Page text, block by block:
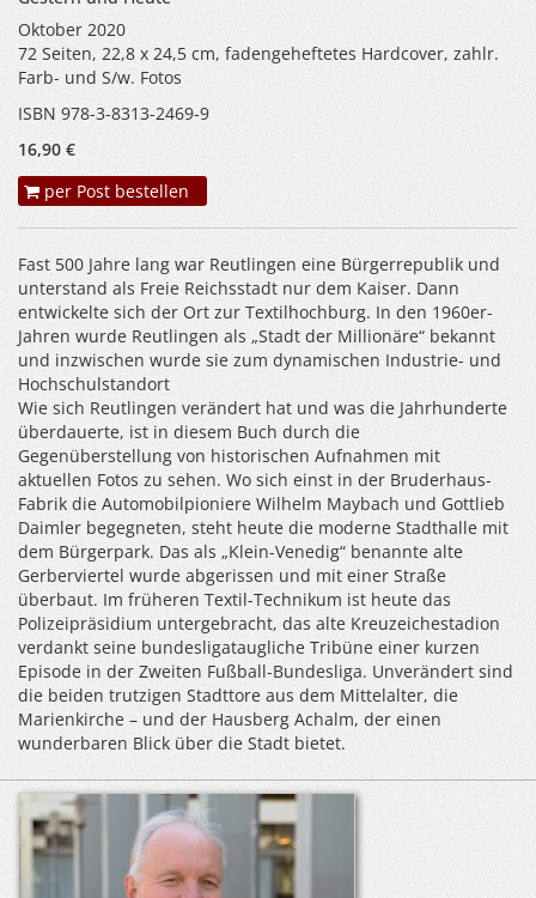
Oktober 2020
72 Seiten, 22,8 x 24,5 cm, fadengeheftetes Hardcover, zahlr.
Farb- und S/w. Fotos
ISBN 978-3-8313-2469-9
16,90 €
per Post bestellen
Fast 500 Jahre lang war Reutlingen eine Bürgerrepublik und
unterstand als Freie Reichsstadt nur dem Kaiser. Dann
entwickelte sich der Ort zur Textilhochburg. In den 1960er-
Jahren wurde Reutlingen als „Stadt der Millionäre“ bekannt
und inzwischen wurde sie zum dynamischen Industrie- und
Hochschulstandort
Wie sich Reutlingen verändert hat und was die Jahrhunderte
überdauerte, ist in diesem Buch durch die
Gegenüberstellung von historischen Aufnahmen mit
aktuellen Fotos zu sehen. Wo sich einst in der Bruderhaus-
Fabrik die Automobilpioniere Wilhelm Maybach und Gottlieb
Daimler begegneten, steht heute die moderne Stadthalle mit
dem Bürgerpark. Das als „Klein-Venedig“ benannte alte
Gerberviertel wurde abgerissen und mit einer Straße
überbaut. Im früheren Textil-Technikum ist heute das
Polizeipräsidium untergebracht, das alte Kreuzeichestadion
verdankt seine bundesligataugliche Tribüne einer kurzen
Episode in der Zweiten Fußball-Bundesliga. Unverändert sind
die beiden trutzigen Stadttore aus dem Mittelalter, die
Marienkirche – und der Hausberg Achalm, der einen
wunderbaren Blick über die Stadt bietet.